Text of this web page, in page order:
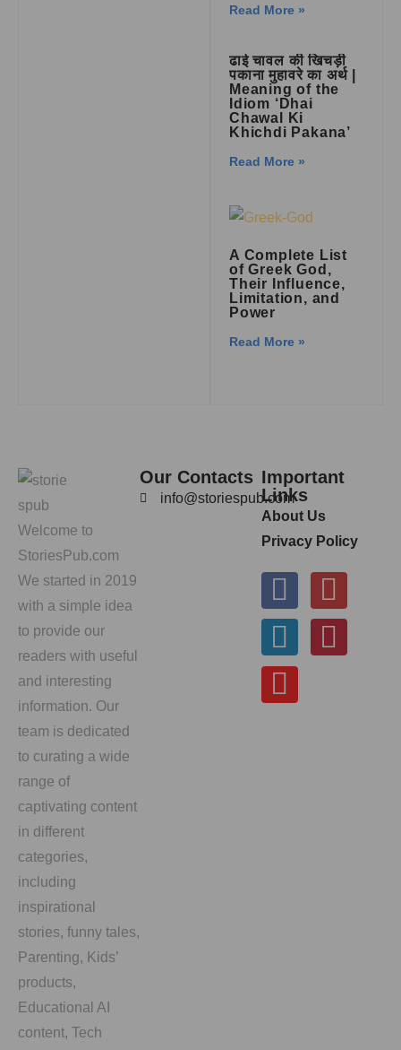
Read More »
ढाई चावल की खिचड़ी
पकाना मुहावरे का अर्थ |
Meaning of the
Idiom ‘Dhai
Chawal Ki
Khichdi Pakana’
Read More »
A Complete List
of Greek God,
Their Influence,
Limitation, and
Power
Read More »
Welcome to
StoriesPub.com
We started in 2019
with a simple idea
to provide our
readers with useful
and interesting
information. Our
team is dedicated
to curating a wide
range of
captivating content
in different
categories,
including
inspirational
stories, funny tales,
Parenting, Kids’
products,
Educational AI
content, Tech
Our Contacts
info@storiespub.com
Important
Links
About Us
Privacy Policy